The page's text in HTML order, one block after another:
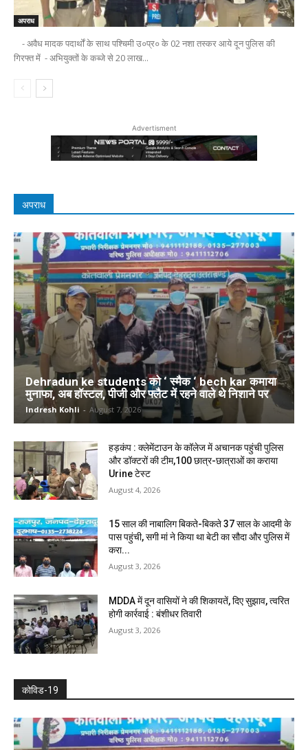
अपराध
- अवैध मादक पदार्थों के साथ पश्चिमी उ०प्र० के 02 नशा तस्कर आये दून पुलिस की
गिरफ्त में - अभियुक्तों के कब्जे से 20 लाख...
Advertisment
अपराध
Dehradun ke students को ‘ स्मैक ‘ bech kar कमाया
मुनाफा, अब हॉस्टल, पीजी और फ्लैट में रहने वाले थे निशाने पर
Indresh Kohli - August 7, 2026
हड़कंप : क्लेमेंटाउन के कॉलेज में अचानक पहुंची पुलिस
और डॉक्टरों की टीम,100 छात्र-छात्राओं का कराया
Urine टेस्ट
August 4, 2026
15 साल की नाबालिग बिकते-बिकते 37 साल के आदमी के
पास पहुंची, सगी मां ने किया था बेटी का सौदा और पुलिस में
करा...
August 3, 2026
MDDA में दून वासियों ने की शिकायतें, दिए सुझाव, त्वरित
होगी कार्रवाई : बंशीधर तिवारी
August 3, 2026
कोविड-19